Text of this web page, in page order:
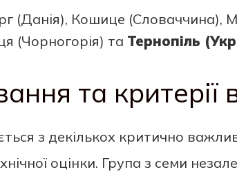
(Данія), Кошице (Словаччина),
(Чорногорія) та Тернопіль
та критерії
з декількох критично
оцінки. Група з семи